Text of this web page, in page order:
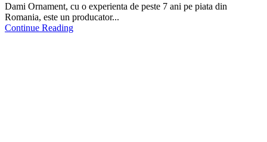
Dami Ornament, cu o experienta de peste 7 ani pe piata din
Romania, este un producator...
Continue Reading